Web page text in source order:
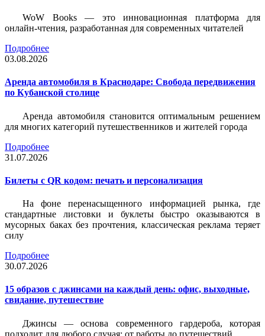
WoW Books — это инновационная платформа для
онлайн-чтения, разработанная для современных читателей
Подробнее
03.08.2026
Аренда автомобиля в Краснодаре: Свобода передвижения
по Кубанской столице
Аренда автомобиля становится оптимальным решением
для многих категорий путешественников и жителей города
Подробнее
31.07.2026
Билеты c QR кодом: печать и персонализация
На фоне перенасыщенного информацией рынка, где
стандартные листовки и буклеты быстро оказываются в
мусорных баках без прочтения, классическая реклама теряет
силу
Подробнее
30.07.2026
15 образов с джинсами на каждый день: офис, выходные,
свидание, путешествие
Джинсы — основа современного гардероба, которая
подходит для любого случая: от работы до путешествий